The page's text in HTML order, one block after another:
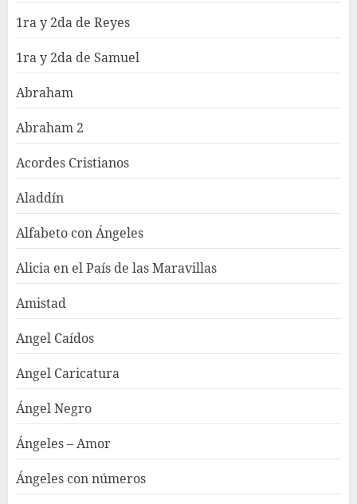
1ra y 2da de Reyes
1ra y 2da de Samuel
Abraham
Abraham 2
Acordes Cristianos
Aladdín
Alfabeto con Ángeles
Alicia en el País de las Maravillas
Amistad
Angel Caídos
Angel Caricatura
Ángel Negro
Ángeles – Amor
Ángeles con números